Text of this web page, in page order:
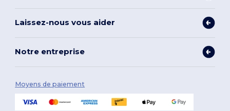
Laissez-nous vous aider
Notre entreprise
Moyens de paiement